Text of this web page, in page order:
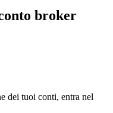
broker
dei tuoi conti, entra nel